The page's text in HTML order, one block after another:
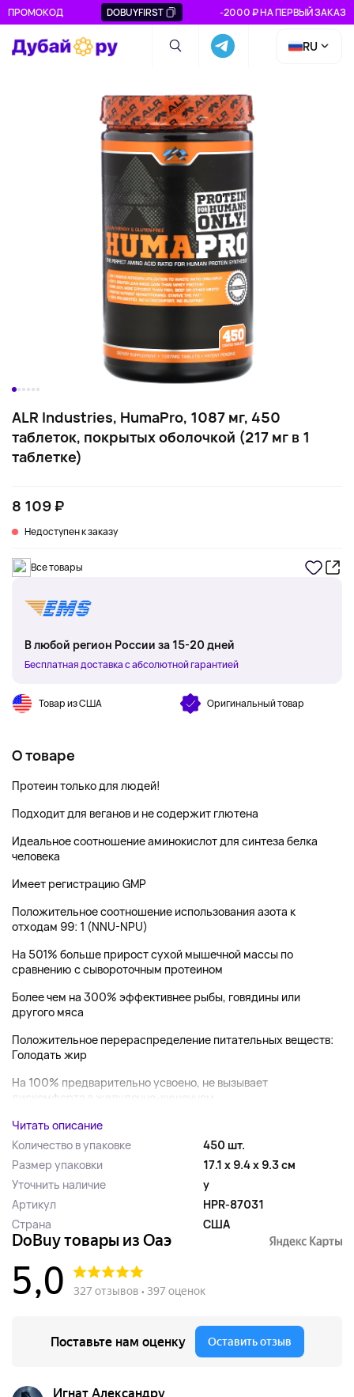
ПРОМОКОД DOBUYFIRST -2000 ₽ НА ПЕРВЫЙ ЗАКАЗ
RU
ALR Industries, HumaPro, 1087 мг, 450
таблеток, покрытых оболочкой (217 мг в 1
таблетке)
8 109 ₽
Недоступен к заказу
Все товары
В любой регион России за 15-20 дней
Бесплатная доставка с абсолютной гарантией
Товар из США Оригинальный товар
О товаре
Протеин только для людей!
Подходит для веганов и не содержит глютена
Идеальное соотношение аминокислот для синтеза белка
человека
Имеет регистрацию GMP
Положительное соотношение использования азота к
отходам 99: 1 (NNU-NPU)
На 501% больше прирост сухой мышечной массы по
сравнению с сывороточным протеином
Более чем на 300% эффективнее рыбы, говядины или
другого мяса
Положительное перераспределение питательных веществ:
Голодать жир
На 100% предварительно усвоено, не вызывает
дискомфорта в желудочно-кишечном...
Читать описание
Количество в упаковке
450 шт.
Размер упаковки
17.1 x 9.4 x 9.3 см
Уточнить наличие
y
Артикул
HPR-87031
Страна
США